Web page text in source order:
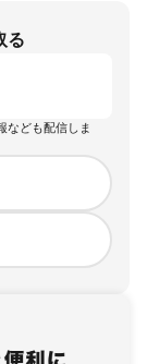
る
なども配信しま